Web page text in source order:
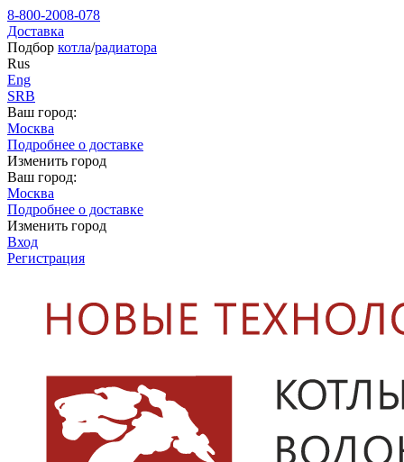
8-800-2008-078
Доставка
Подбор котла/радиатора
Rus
Eng
SRB
Ваш город:
Москва
Подробнее о доставке
Изменить город
Ваш город:
Москва
Подробнее о доставке
Изменить город
Вход
Регистрация